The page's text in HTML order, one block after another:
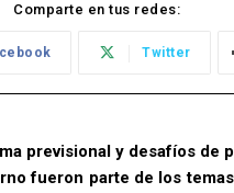
Comparte en tus redes:
Twitter
previsional y desafíos de
fueron parte de los